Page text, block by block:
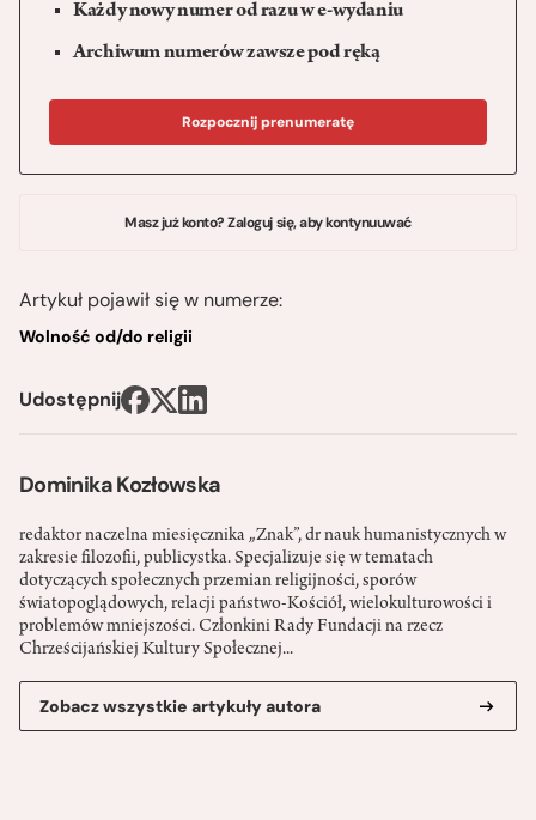
Dominika Kozłowska
redaktor naczelna miesięcznika „Znak”, dr nauk humanistycznych w
zakresie filozofii, publicystka. Specjalizuje się w tematach
dotyczących społecznych przemian religijności, sporów
światopoglądowych, relacji państwo-­Kościół, wielokulturowości i
problemów mniejszości. Członkini Rady Fundacji na rzecz
Chrześcijańskiej Kultury Społecznej...
Zobacz wszystkie artykuły autora
Każdy nowy numer od razu w e-wydaniu
Archiwum numerów zawsze pod ręką
Rozpocznij prenumeratę
Masz już konto? Zaloguj się, aby kontynuuwać
Artykuł pojawił się w numerze:
Wolność od/do religii
Udostępnij